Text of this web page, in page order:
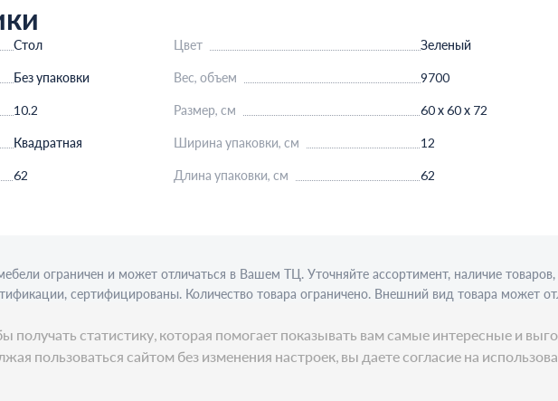
Стол Цвет Зеленый
Без упаковки Вес, объем 9700
10.2 Размер, см 60 х 60 х 72
Квадратная Ширина упаковки, см 12
62 Длина упаковки, см 62
ограничен и может отличаться в Вашем ТЦ. Уточняйте ассортимент, наличие
сертифицированы. Количество товара ограничено. Внешний вид товара может
получать статистику, которая помогает показывать вам самые интересные и
пользоваться сайтом без изменения настроек, вы даете согласие на